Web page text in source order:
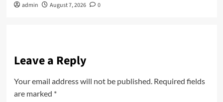
admin August 7, 2026 0
Leave a Reply
Your email address will not be published. Required fields
are marked *